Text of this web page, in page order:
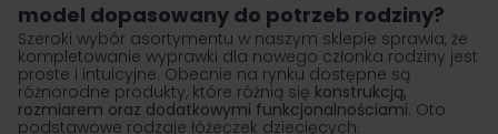
model dopasowany do potrzeb rodziny?
Szeroki wybór asortymentu w naszym sklepie sprawia, że
kompletowanie wyprawki dla nowego członka rodziny jest
proste i intuicyjne. Obecnie na rynku dostępne są
różnorodne produkty, które różnią się konstrukcją,
rozmiarem oraz dodatkowymi funkcjonalnościami. Oto
podstawowe rodzaje łóżeczek dziecięcych: